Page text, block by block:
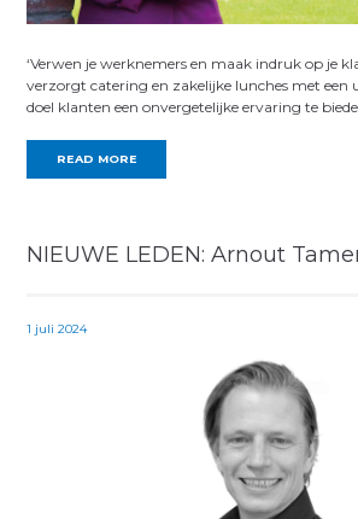
‘Verwen je werknemers en maak indruk op je
verzorgt catering en zakelijke lunches met een
doel klanten een onvergetelijke ervaring te
READ MORE
NIEUWE LEDEN: Arnout
1 juli 2024